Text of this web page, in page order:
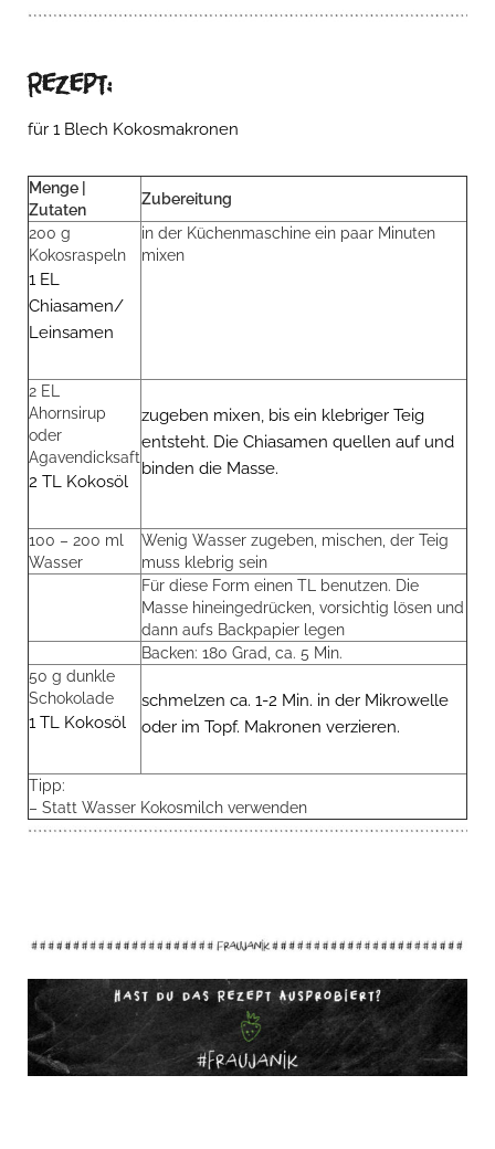
Rezept:
für 1 Blech Kokosmakronen
Menge |
Zutaten
Zubereitung
200 g
Kokosraspeln
1 EL
Chiasamen/
Leinsamen
in der Küchenmaschine ein paar Minuten
mixen
2 EL
Ahornsirup
oder
Agavendicksaft
2 TL Kokosöl
zugeben mixen, bis ein klebriger Teig
entsteht. Die Chiasamen quellen auf und
binden die Masse.
100 – 200 ml
Wasser
Wenig Wasser zugeben, mischen, der Teig
muss klebrig sein
Für diese Form einen TL benutzen. Die
Masse hineingedrücken, vorsichtig lösen und
dann aufs Backpapier legen
Backen: 180 Grad, ca. 5 Min.
50 g dunkle
Schokolade
1 TL Kokosöl
schmelzen ca. 1-2 Min. in der Mikrowelle
oder im Topf. Makronen verzieren.
Tipp:
– Statt Wasser Kokosmilch verwenden